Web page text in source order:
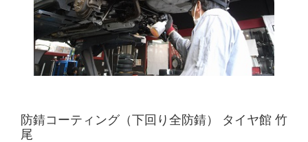
防錆コーティング（下回り全防錆） タイヤ館 竹
尾